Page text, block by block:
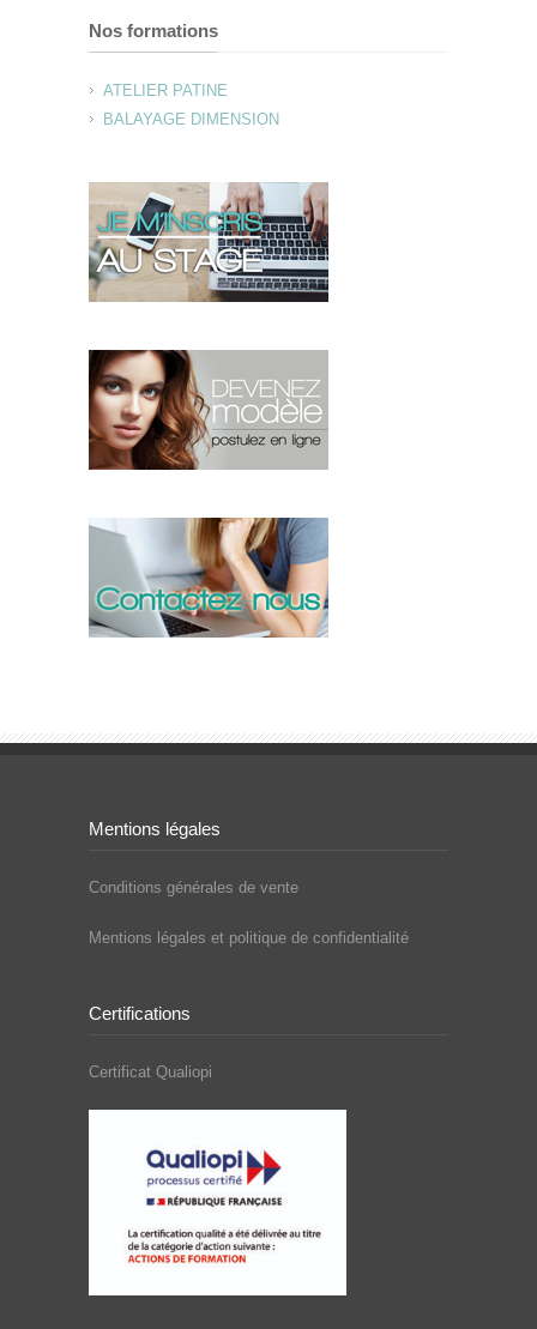
Nos formations
ATELIER PATINE
BALAYAGE DIMENSION
Mentions légales
Conditions générales de vente
Mentions légales et politique de confidentialité
Certifications
Certificat Qualiopi